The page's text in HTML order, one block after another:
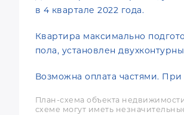
в 4 квартале 2022 года.
Квартира максимально
пола, установлен
Возможна оплата частями.
План-схема объекта
схеме могут иметь